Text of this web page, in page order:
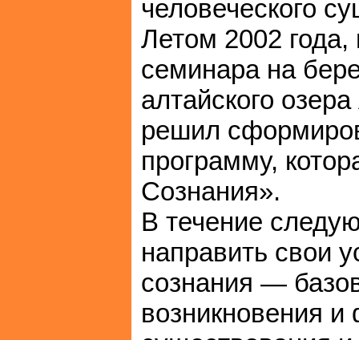
человеческого
Летом 2002 года,
семинара на
алтайского
решил
программу,
Сознания».
В течение
направить свои
сознания —
возникновения